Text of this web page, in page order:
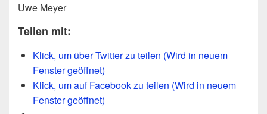
Uwe Meyer
Teilen mit:
Klick, um über Twitter zu teilen (Wird in neuem
Fenster geöffnet)
Klick, um auf Facebook zu teilen (Wird in neuem
Fenster geöffnet)